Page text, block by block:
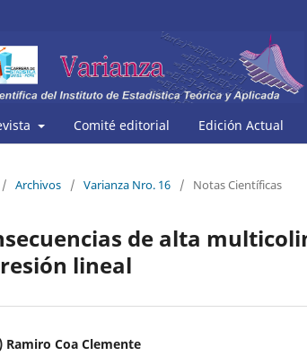
Comité editorial Edición Actual
/ Archivos / Varianza Nro. 16 / Notas Científicas
de alta
lineal
Ramiro Coa Clemente